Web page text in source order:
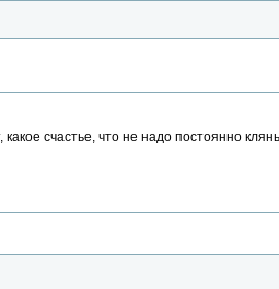
счастье, что не надо постоянно